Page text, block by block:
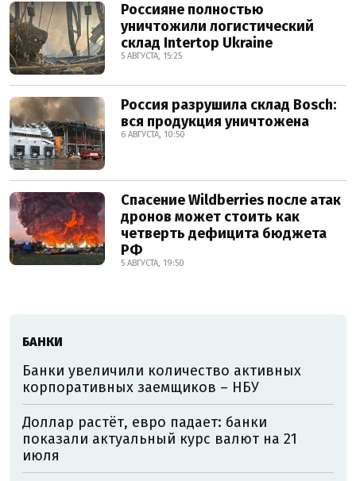
Россияне полностью
уничтожили логистический
склад Intertop Ukraine
5 АВГУСТА, 15:25
Россия разрушила склад Bosch:
вся продукция уничтожена
6 АВГУСТА, 10:50
Спасение Wildberries после атак
дронов может стоить как
четверть дефицита бюджета
РФ
5 АВГУСТА, 19:50
БАНКИ
Банки увеличили количество активных
корпоративных заемщиков – НБУ
Доллар растёт, евро падает: банки
показали актуальный курс валют на 21
июля